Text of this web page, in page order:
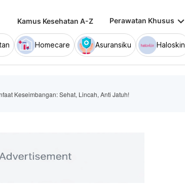
Kamus Kesehatan A-Z Perawatan Khusus keyboard_arrow_down
Homecare Asuransiku Haloskin
Keseimbangan: Sehat, Lincah, Anti Jatuh!